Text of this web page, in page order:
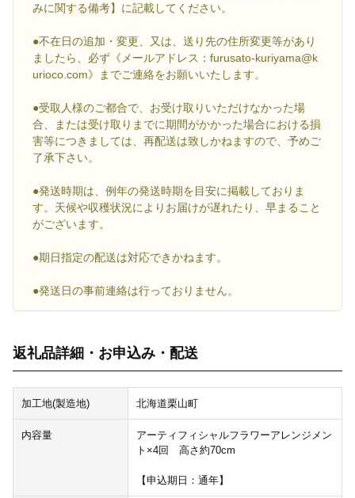
みに関する備考】に記載してください。
●不在日の追加・変更、又は、送り先の住所変更等があり
ましたら、必ず《メールアドレス：furusato-kuriyama@k
urioco.com》までご連絡をお願いいたします。
●受取人様のご都合で、お受け取りいただけなかった場
合、または受け取りまでに期間がかかった場合における損
害等につきましては、再配送は致しかねますので、予めご
了承下さい。
●発送時期は、例年の発送時期を目安に掲載しておりま
す。天候や収穫状況によりお届けが遅れたり、早まること
がございます。
●期日指定の配送は対応できかねます。
●発送日の事前連絡は行っておりません。
返礼品詳細・お申込み・配送
加工地(製造地) 北海道栗山町
内容量
アーティフィシャルフラワーアレンジメン
ト×4回 高さ約70cm
【申込期日：通年】